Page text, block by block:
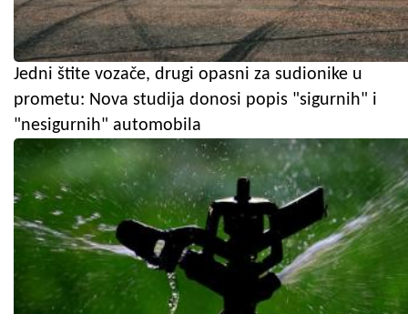
Jedni štite vozače, drugi opasni za sudionike u
prometu: Nova studija donosi popis "sigurnih" i
"nesigurnih" automobila